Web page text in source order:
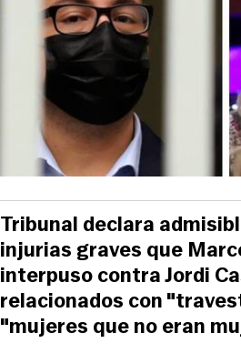
Tribunal declara
injurias graves que
interpuso contra Jordi
relacionados con
"mujeres que no eran